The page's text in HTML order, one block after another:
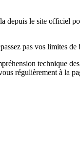
depuis le site officiel
pas vos limites
technique
régulièrement à la